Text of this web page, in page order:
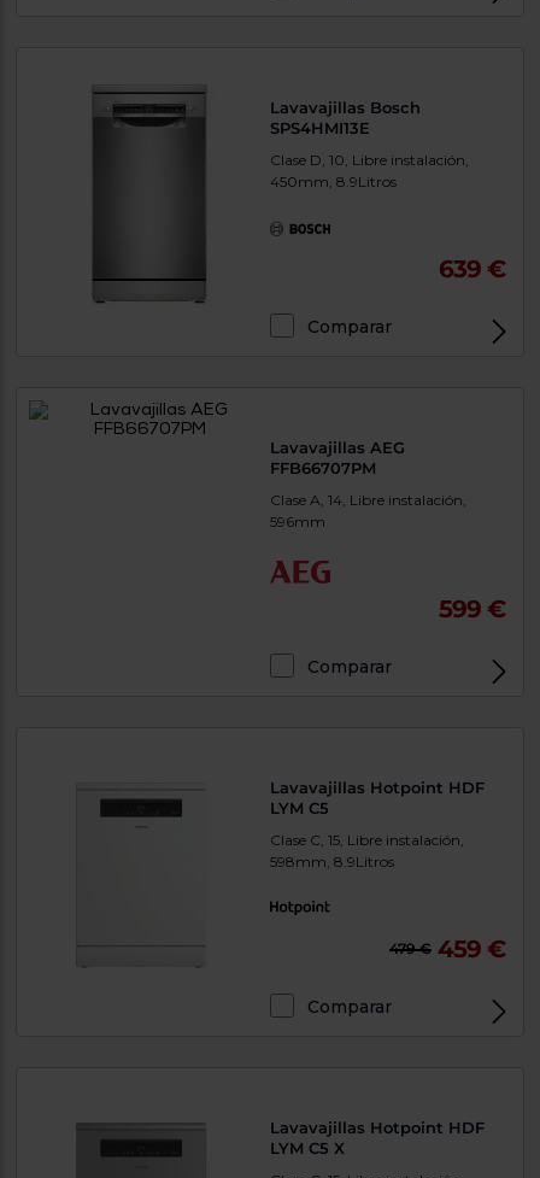
Lavavajillas Bosch
SPS4HMI13E
Clase D, 10, Libre instalación,
450mm, 8.9Litros
639 €
Comparar
Lavavajillas AEG
FFB66707PM
Clase A, 14, Libre instalación,
596mm
599 €
Comparar
Lavavajillas Hotpoint HDF
LYM C5
Clase C, 15, Libre instalación,
598mm, 8.9Litros
479 € 459 €
Comparar
Lavavajillas Hotpoint HDF
LYM C5 X